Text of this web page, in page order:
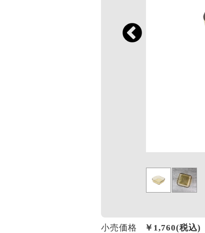
小売価格 ￥ 1,760(税込)